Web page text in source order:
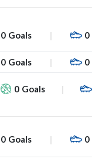
0 Goals 0
0 Goals 0
0 Goals
0 Goals 0